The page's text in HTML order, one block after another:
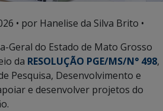
• por Hanelise da Silva Brito •
Geral do Estado de Mato Grosso
da RESOLUÇÃO PGE/MS/N° 498,
Pesquisa, Desenvolvimento e
e desenvolver projetos do